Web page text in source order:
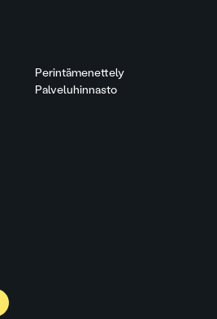
Perintämenettely
Palveluhinnasto